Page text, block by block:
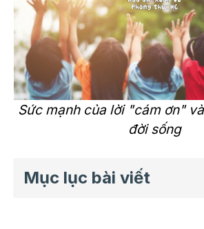
Sức mạnh của lời "cám ơn"
đời sống
Mục lục bài viết